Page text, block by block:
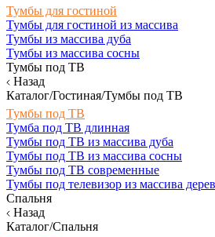
Тумбы для гостиной
Тумбы для гостиной из массива
Тумбы из массива дуба
Тумбы из массива сосны
Тумбы под ТВ
Назад
Каталог/Гостиная/Тумбы под ТВ
Тумбы под ТВ
Тумба под ТВ длинная
Тумбы под ТВ из массива дуба
Тумбы под ТВ из массива сосны
Тумбы под ТВ современные
Тумбы под телевизор из массива
Спальня
Назад
Каталог/Спальня